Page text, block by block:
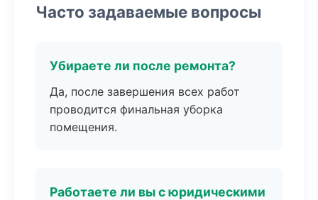
Часто задаваемые вопросы
Убираете ли после ремонта?
Да, после завершения всех работ
проводится финальная уборка
помещения.
Работаете ли вы с юридическими